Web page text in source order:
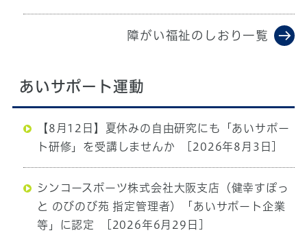
障がい福祉のしおり一覧
あいサポート運動
【8月12日】夏休みの自由研究にも「あいサポー
ト研修」を受講しませんか
[2026年8月3日]
シンコースポーツ株式会社大阪支店（健幸すぽっ
と のびのび苑 指定管理者）「あいサポート企業
等」に認定
[2026年6月29日]